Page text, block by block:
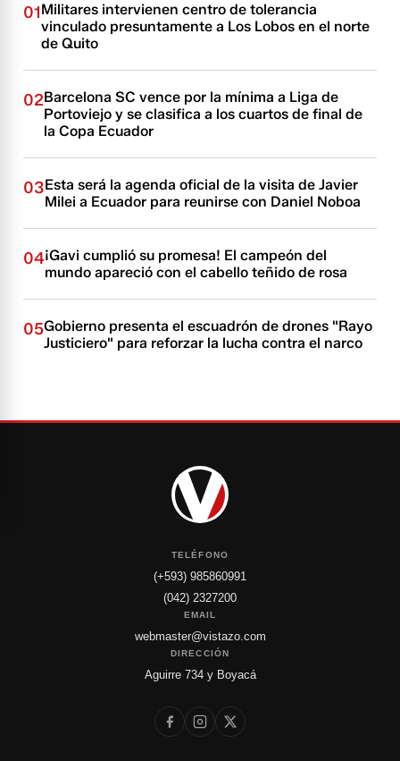
01Militares intervienen centro de tolerancia
vinculado presuntamente a Los Lobos en el norte
de Quito
02Barcelona SC vence por la mínima a Liga de
Portoviejo y se clasifica a los cuartos de final de
la Copa Ecuador
03Esta será la agenda oficial de la visita de Javier
Milei a Ecuador para reunirse con Daniel Noboa
04¡Gavi cumplió su promesa! El campeón del
mundo apareció con el cabello teñido de rosa
05Gobierno presenta el escuadrón de drones "Rayo
Justiciero" para reforzar la lucha contra el narco
TELÉFONO
(+593) 985860991
(042) 2327200
EMAIL
webmaster@vistazo.com
DIRECCIÓN
Aguirre 734 y Boyacá